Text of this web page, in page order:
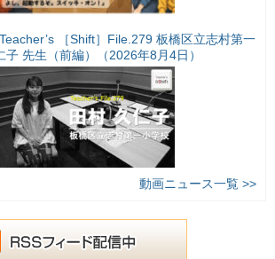
［Shift］File.279 板橋区立志村第一
先生（前編）（2026年8月4日）
動画ニュース一覧 >>